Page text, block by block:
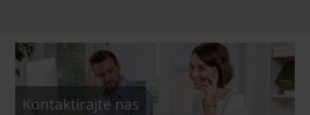
Kontaktirajte nas